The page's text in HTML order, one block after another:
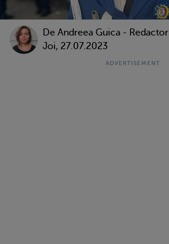
De Andreea Guica - Redactor
Joi, 27.07.2023